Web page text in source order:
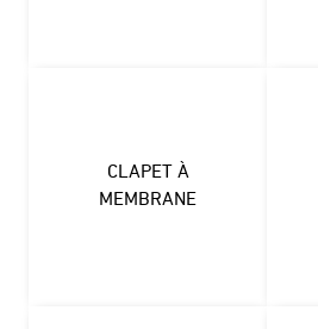
CLAPET À
MEMBRANE